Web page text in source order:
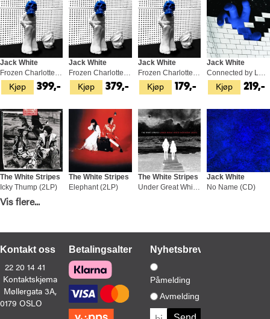
Kjøp
Jack White
Frozen Charlotte - LTD (LP)
399,- Kjøp
Jack White
Frozen Charlotte (LP)
379,- Kjøp
Jack White
Frozen Charlotte (CD)
179,- Kjøp
Jack White
Connected by Love (7")
219,-
Kjøp
The White Stripes
Icky Thump (2LP)
649,-
The White Stripes
Elephant (2LP)
The White Stripes
Jack White
No Name (CD)
The White Stripes
Kjøp
The White Stripes
The Complete John Peel Sessions (2LP)
549,- Kjøp
Jack White
No Name (LP)
479,-
Vis flere...
Kontakt oss
22 20 14 41
Kontaktskjema
Møllergata 3A,
0179 OSLO
BetalingsalternativerNyhetsbrev
Påmelding
Avmelding